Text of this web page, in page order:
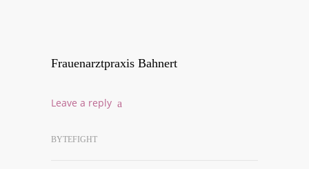
Frau­en­arzt­pra­xis Bahnert
Lea­ve a reply
BYTEFIGHT